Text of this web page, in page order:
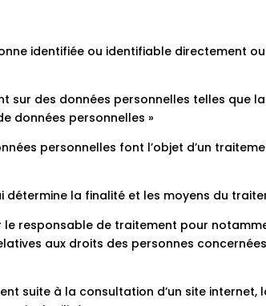
identifiée ou identifiable directement
des données personnelles telles que
données personnelles »
personnelles font l’objet d’un
détermine la finalité et les moyens du
le responsable de traitement pour
aux droits des personnes
suite à la consultation d’un site internet,